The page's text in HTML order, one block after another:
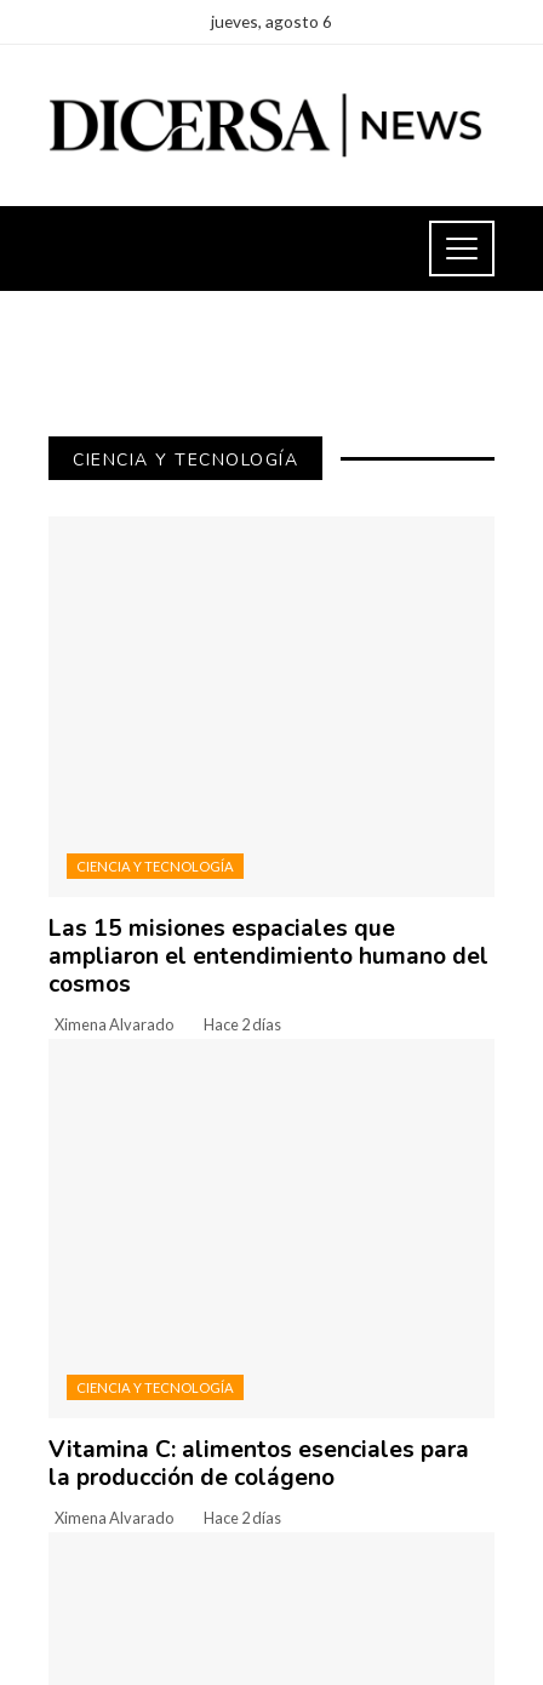
jueves, agosto 6
CIENCIA Y TECNOLOGÍA
CIENCIA Y TECNOLOGÍA
Las 15 misiones espaciales que
ampliaron el entendimiento humano del
cosmos
Ximena Alvarado Hace 2 días
CIENCIA Y TECNOLOGÍA
Vitamina C: alimentos esenciales para
la producción de colágeno
Ximena Alvarado Hace 2 días